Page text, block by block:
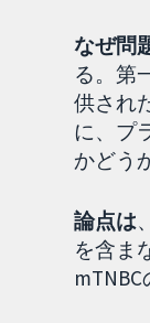
なぜ問
る。第
供され
に、プ
かどう
論点は
を含ま